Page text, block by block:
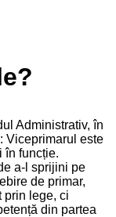
Administrativ, în
Viceprimarul este
în funcție.
a-l sprijini pe
de primar,
prin lege, ci
din partea